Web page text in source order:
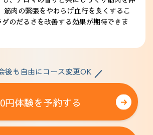
筋肉の緊張をやわらげ血行を良くするこ
のだるさを改善する効果が期待できま
後も自由にコース変更OK
0円体験を予約する